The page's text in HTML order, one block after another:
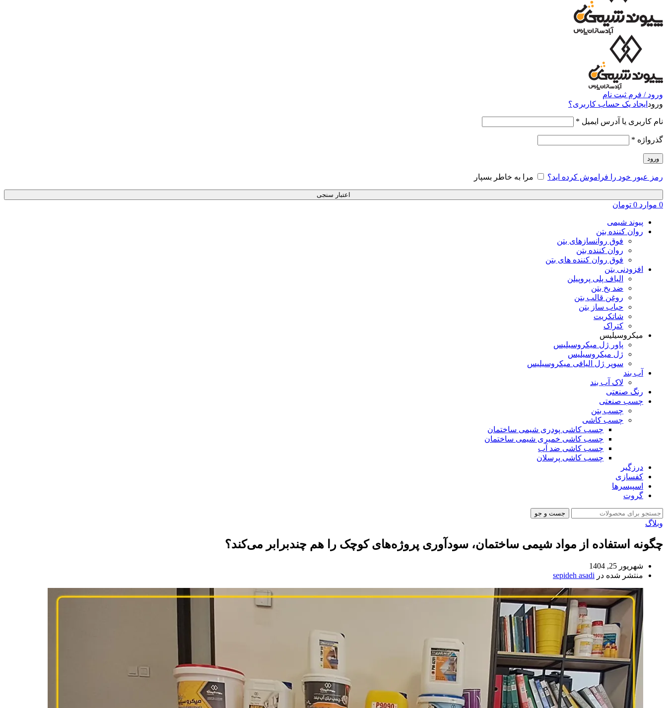
ورود / فرم ثبت نام
ورود ایجاد یک حساب کاربری؟
نام کاربری یا آدرس ایمیل *
گذرواژه *
ورود
رمز عبور خود را فراموش کرده اید؟ مرا به خاطر بسپار
اعتبار سنجی
0 موارد 0 تومان
پیوند شیمی
روان کننده بتن
فوق روانسازهای بتن
روان کننده بتن
فوق روان کننده های بتن
افزودنی بتن
الیاف پلی پروپیلن
ضد یخ بتن
روغن قالب بتن
حباب ساز بتن
شاتکریت
کتراک
میکروسیلیس
پاور ژل میکروسیلیس
ژل میکروسیلیس
سوپر ژل الیافی میکروسیلیس
آب بند
لاک آب بند
رنگ صنعتی
چسب صنعتی
چسب بتن
چسب کاشی
چسب کاشی پودری شیمی ساختمان
چسب کاشی خمیری شیمی ساختمان
چسب کاشی ضد آب
چسب کاشی پرسلان
درزگیر
کفسازی
اسپیسرها
گروت
جست و جو
وبلاگ
چگونه استفاده از مواد شیمی ساختمان، سودآوری پروژه‌های کوچک را هم چندبرابر می‌کند؟
شهریور 25, 1404
منتشر شده در sepideh asadi